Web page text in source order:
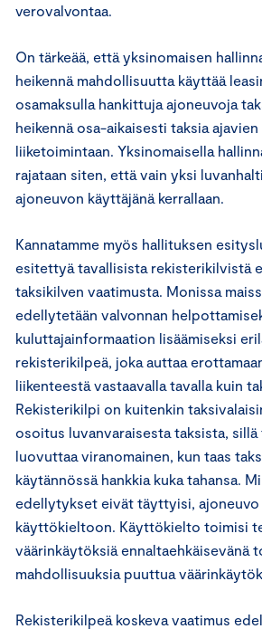
verovalvontaa.
On tärkeää, että yksinomaisen
heikennä mahdollisuutta käyttää
osamaksulla hankittuja ajoneuvoja
heikennä osa-aikaisesti taksia
liiketoimintaan. Yksinomaisella
rajataan siten, että vain yksi
ajoneuvon käyttäjänä kerrallaan.
Kannatamme myös hallituksen
esitettyä tavallisista rekisterikilvistä
taksikilven vaatimusta. Monissa
edellytetään valvonnan
kuluttajainformaation lisäämiseksi
rekisterikilpeä, joka auttaa
liikenteestä vastaavalla tavalla kuin
Rekisterikilpi on kuitenkin
osoitus luvanvaraisesta taksista, sillä
luovuttaa viranomainen, kun taas
käytännössä hankkia kuka tahansa.
edellytykset eivät täyttyisi, ajoneuvo
käyttökieltoon. Käyttökielto toimisi
väärinkäytöksiä ennaltaehkäisevänä
mahdollisuuksia puuttua
Rekisterikilpeä koskeva vaatimus